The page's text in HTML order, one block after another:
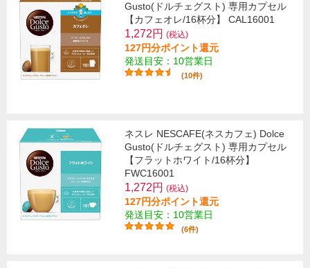
Gusto(ドルチェグスト) 専用カプセル
【カフェオレ/16杯分】 CAL16001
1,272円 (税込)
127円分ポイント還元
発送目安：10営業日
(10件)
ネスレ NESCAFE(ネスカフェ) Dolce
Gusto(ドルチェグスト) 専用カプセル
【フラットホワイト/16杯分】
FWC16001
1,272円 (税込)
127円分ポイント還元
発送目安：10営業日
(6件)